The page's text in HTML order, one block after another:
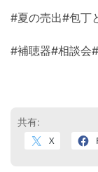
#夏の売出#包丁
#補聴器#相談会
共有:
X